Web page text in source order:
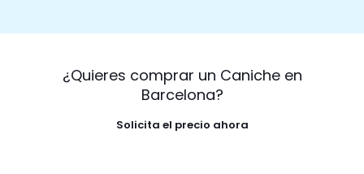
¿Quieres comprar un Caniche en
Barcelona?
Solicita el precio ahora